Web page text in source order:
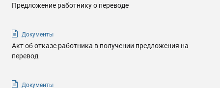
Предложение работнику о переводе
Документы
Акт об отказе работника в получении предложения на
перевод
Документы